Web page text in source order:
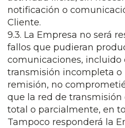
notificación o
Cliente.
9.3. La Empresa no será
fallos que pudieran
comunicaciones, incluido
transmisión incompleta o
remisión, no
que la red de transmisión
total o parcialmente, en
Tampoco responderá la